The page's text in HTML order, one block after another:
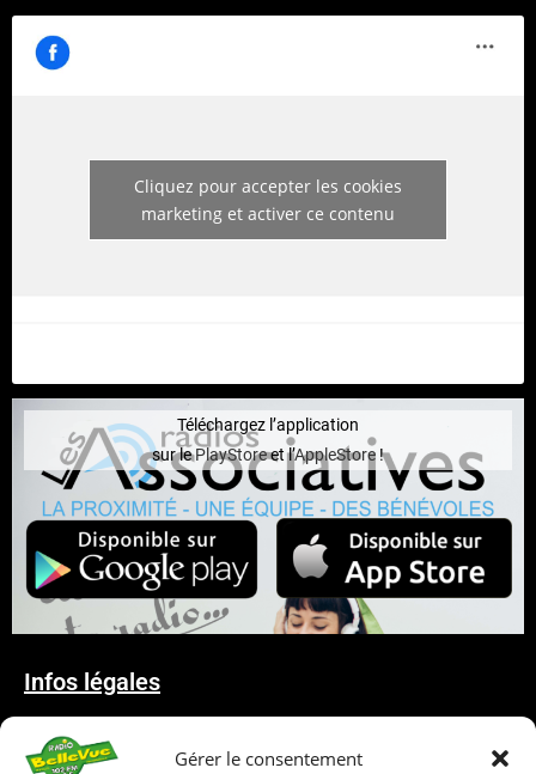
Gérer le consentement
Cliquez pour accepter les cookies
marketing et activer ce contenu
Téléchargez l’application
sur lePlayStoreet l’AppleStore !
Infos légales
Mentions Légales